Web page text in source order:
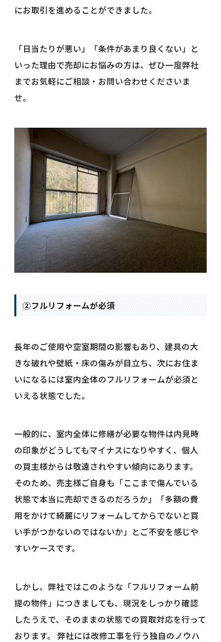
にお取引を進めることができました。
「日当たりが悪い」「条件があまり良くない」と
いった理由で売却にお悩みの方は、ぜひ一度弊社
までお気軽にご相談・お問い合わせくださいま
せ。
②フルリフォームが必須
長年のご使用や空室期間の影響もあり、建具の大
きな破れや壁紙・床の傷みが目立ち、次にお住ま
いになるには室内全体のフルリフォームが必須と
いえる状態でした。
一般的に、室内全体に修繕が必要な物件は内見時
の印象がどうしてもマイナスになりやすく、個人
の買主様からは敬遠されやすい傾向にあります。
そのため、売主様ご自身も「ここまで傷んでいる
状態で本当に売却できるのだろうか」「多額の費
用をかけて綺麗にリフォームしてからでないと買
い手がつかないのではないか」とご不安を感じや
すいケースです。
しかし、弊社ではこのような「フルリフォーム前
提の物件」につきましても、現況をしっかり確認
したうえで、そのままの状態での買取対応を行って
おります。 弊社には改修工事を行う独自のノウハ